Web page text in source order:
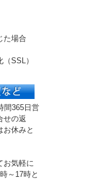
た場合
SSL）
間365日営
せの返
お休みと
お気軽に
～17時と